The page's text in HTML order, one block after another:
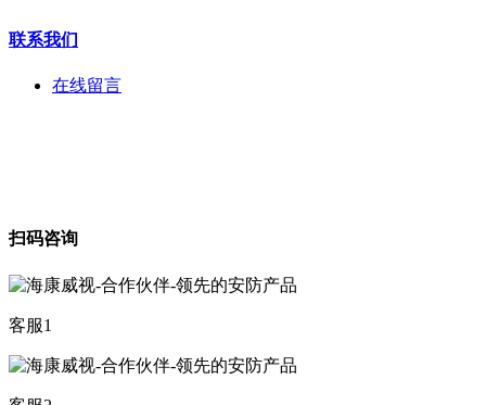
联系我们
在线留言
扫码咨询
客服1